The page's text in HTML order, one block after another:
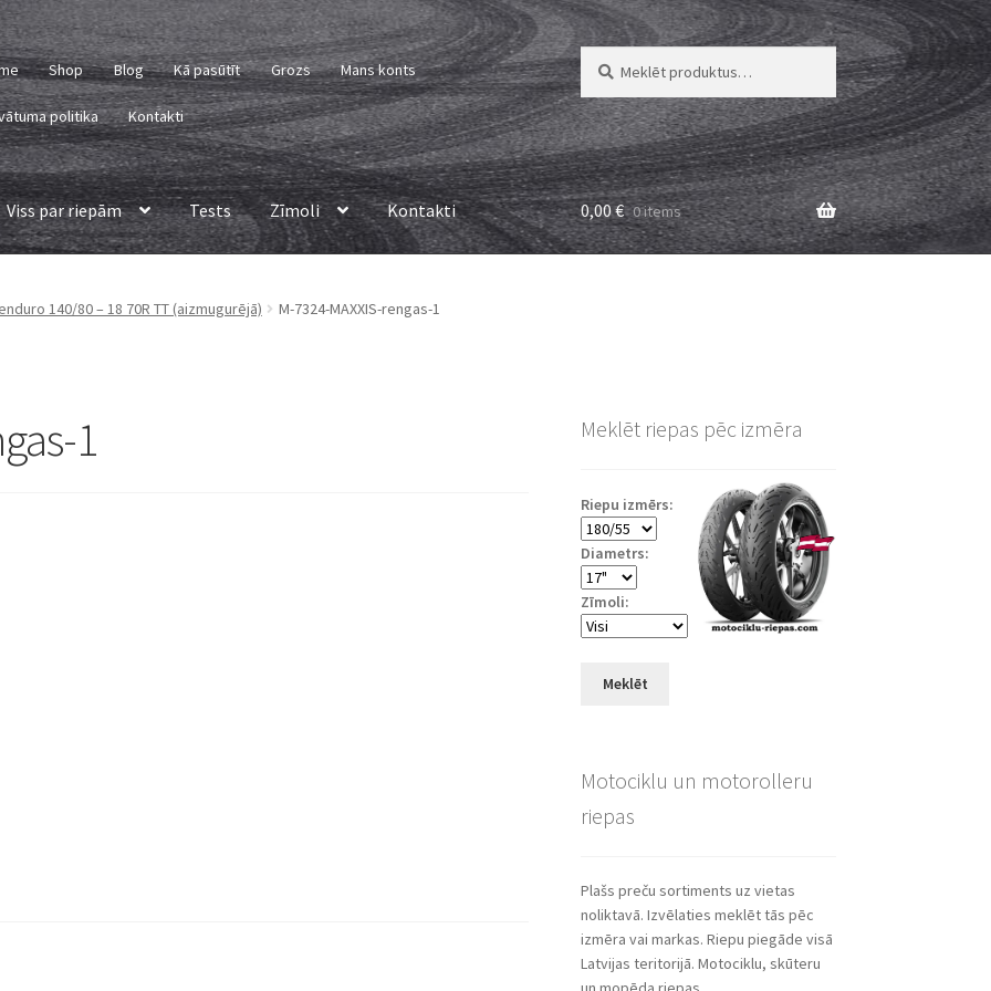
Shop Blog Kā pasūtīt Grozs Mans konts
politika Kontakti
Meklēt:
Meklēt
Viss par riepām Tests Zīmoli Kontakti 0,00€ 0 items
140/80 – 18 70R TT (aizmugurējā) M-7324-MAXXIS-rengas-1
1 Meklēt riepas pēc izmēra
Riepu izmērs:
Diametrs:
Zīmoli:
Meklēt
Motociklu un motorolleru
riepas
Plašs preču sortiments uz vietas
noliktavā. Izvēlaties meklēt tās pēc
izmēra vai markas. Riepu piegāde visā
Latvijas teritorijā. Motociklu, skūteru